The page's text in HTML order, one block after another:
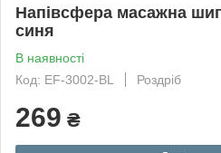
Напівсфера масажна
синя
В наявності
Код: EF-3002-BL
Роздріб
269 ₴